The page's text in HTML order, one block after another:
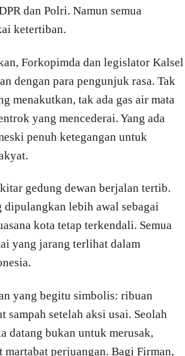
dan Polri. Namun semua
ketertiban.
Forkopimda dan legislator Kalsel
dengan para pengunjuk rasa. Tak
menakutkan, tak ada gas air mata
yang mencederai. Yang ada
penuh ketegangan untuk
gedung dewan berjalan tertib.
dipulangkan lebih awal sebagai
kota tetap terkendali. Semua
yang jarang terlihat dalam
yang begitu simbolis: ribuan
sampah setelah aksi usai. Seolah
datang bukan untuk merusak,
perjuangan. Bagi Firman,